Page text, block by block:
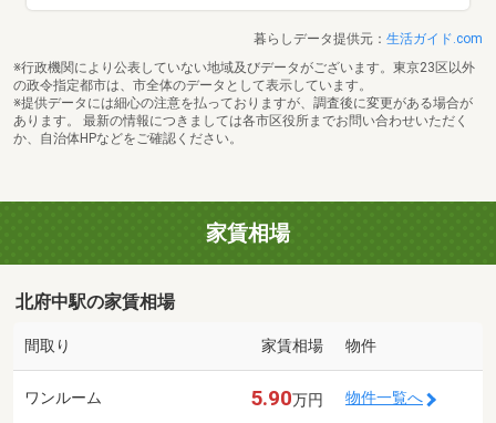
暮らしデータ提供元： 生活ガイド.com
※行政機関により公表していない地域及びデータがございます。東京23区以外
の政令指定都市は、市全体のデータとして表示しています。
※提供データには細心の注意を払っておりますが、調査後に変更がある場合が
あります。 最新の情報につきましては各市区役所までお問い合わせいただく
か、自治体HPなどをご確認ください。
家賃相場
北府中駅の家賃相場
間取り 家賃相場 物件
ワンルーム 5.90万円 物件一覧へ